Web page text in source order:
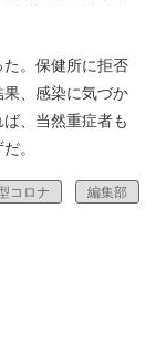
。保健所に拒否
、感染に気づか
、当然重症者も
。
コロナ 編集部